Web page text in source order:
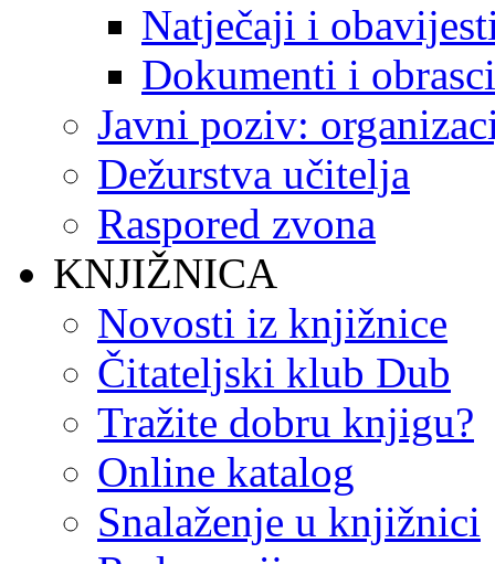
Natječaji i
Dokumenti i obrasci
Javni poziv:
Dežurstva učitelja
Raspored zvona
KNJIŽNICA
Novosti iz knjižnice
Čitateljski klub Dub
Tražite dobru knjigu?
Online katalog
Snalaženje u knjižnici